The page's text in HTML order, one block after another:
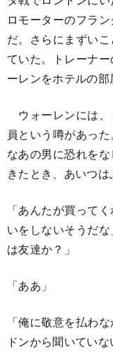
ロモーターのフラ
だ。さらにまずい
ていた。トレーナ
ーレンをホテルの部
ウォーレンには、
員という噂があっ
なあの男に恐れを
きたとき、あいつは
「あんたが買って
いをしないそうだ
は友達か？」
「ああ」
「俺に敬意を払わ
ドンから聞いていな